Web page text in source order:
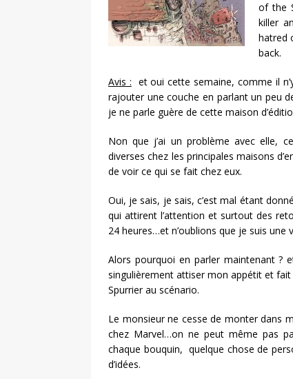
of the
killer
hatred
back.
Avis : et oui cette semaine, comme il
rajouter une couche en parlant un peu
je ne parle guère de cette maison
Non que j’ai un problème avec elle,
diverses chez les principales maisons
de voir ce qui se fait chez eux.
Oui, je sais, je sais, c’est mal étant
qui attirent l’attention et surtout des
24 heures…et n’oublions que je suis une
Alors pourquoi en parler maintenant ?
singulièrement attiser mon appétit et
Spurrier au scénario.
Le monsieur ne cesse de monter dans
chez Marvel…on ne peut même pas
chaque bouquin, quelque chose de
d’idées.